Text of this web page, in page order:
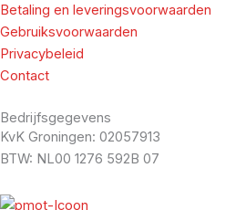
Betaling en leveringsvoorwaarden
Gebruiksvoorwaarden
Privacybeleid
Contact
Bedrijfsgegevens
KvK Groningen: 02057913
BTW: NL00 1276 592B 07